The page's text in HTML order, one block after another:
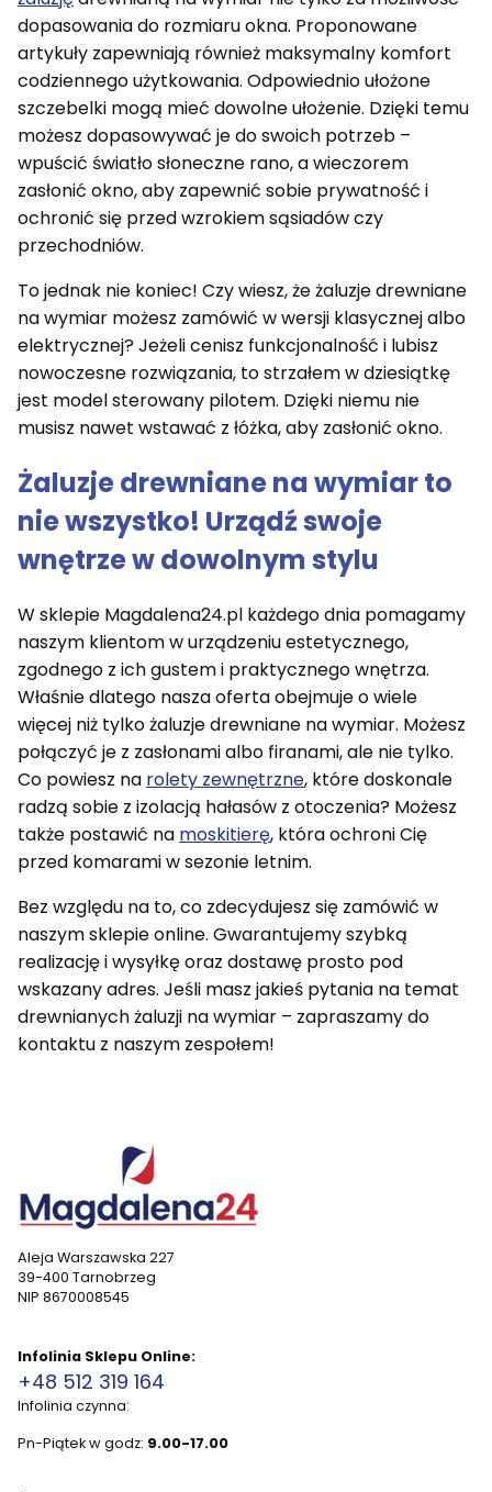
dopasowania do rozmiaru okna. Proponowane
artykuły zapewniają również maksymalny komfort
codziennego użytkowania. Odpowiednio ułożone
szczebelki mogą mieć dowolne ułożenie. Dzięki temu
możesz dopasowywać je do swoich potrzeb –
wpuścić światło słoneczne rano, a wieczorem
zasłonić okno, aby zapewnić sobie prywatność i
ochronić się przed wzrokiem sąsiadów czy
przechodniów.
To jednak nie koniec! Czy wiesz, że żaluzje drewniane
na wymiar możesz zamówić w wersji klasycznej albo
elektrycznej? Jeżeli cenisz funkcjonalność i lubisz
nowoczesne rozwiązania, to strzałem w dziesiątkę
jest model sterowany pilotem. Dzięki niemu nie
musisz nawet wstawać z łóżka, aby zasłonić okno.
Żaluzje drewniane na wymiar to
nie wszystko! Urządź swoje
wnętrze w dowolnym stylu
W sklepie Magdalena24.pl każdego dnia pomagamy
naszym klientom w urządzeniu estetycznego,
zgodnego z ich gustem i praktycznego wnętrza.
Właśnie dlatego nasza oferta obejmuje o wiele
więcej niż tylko żaluzje drewniane na wymiar. Możesz
połączyć je z zasłonami albo firanami, ale nie tylko.
Co powiesz na rolety zewnętrzne, które doskonale
radzą sobie z izolacją hałasów z otoczenia? Możesz
także postawić na moskitierę, która ochroni Cię
przed komarami w sezonie letnim.
Bez względu na to, co zdecydujesz się zamówić w
naszym sklepie online. Gwarantujemy szybką
realizację i wysyłkę oraz dostawę prosto pod
wskazany adres. Jeśli masz jakieś pytania na temat
drewnianych żaluzji na wymiar – zapraszamy do
kontaktu z naszym zespołem!
Aleja Warszawska 227
39-400 Tarnobrzeg
NIP 8670008545
Infolinia Sklepu Online:
+48 512 319 164
Infolinia czynna:
Pn-Piątek w godz: 9.00-17.00